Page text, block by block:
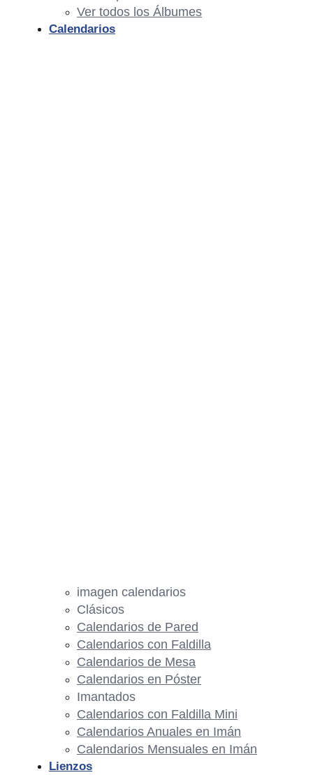
Ver todos los Álbumes
Calendarios
imagen calendarios
Clásicos
Calendarios de Pared
Calendarios con Faldilla
Calendarios de Mesa
Calendarios en Póster
Imantados
Calendarios con Faldilla Mini
Calendarios Anuales en Imán
Calendarios Mensuales en Imán
Lienzos